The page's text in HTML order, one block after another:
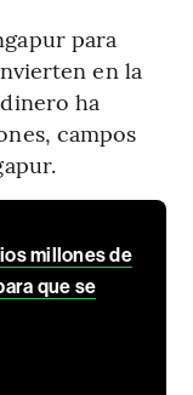
para
en la
ha
campos
millones de
que se